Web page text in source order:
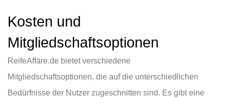
Kosten und
Mitgliedschaftsoptionen
ReifeAffäre.de bietet verschiedene
Mitgliedschaftsoptionen, die auf die unterschiedlichen
Bedürfnisse der Nutzer zugeschnitten sind. Es gibt eine